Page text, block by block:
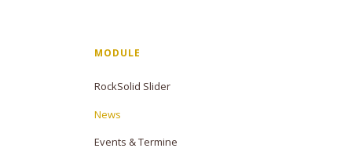
Navigation
MODULE
RockSolid Slider
News
Events & Termine